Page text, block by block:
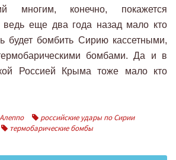
многим, конечно, покажется
еще два года назад мало кто
будет бомбить Сирию кассетными,
бомбами. Да и в
Россией Крыма тоже мало кто
Алеппо
российские удары по Сирии
термобарические бомбы